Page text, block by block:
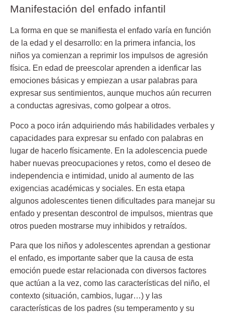
Manifestación del enfado infantil
La forma en que se manifiesta el enfado varía en función
de la edad y el desarrollo: en la primera infancia, los
niños ya comienzan a reprimir los impulsos de agresión
física. En edad de preescolar aprenden a idenficar las
emociones básicas y empiezan a usar palabras para
expresar sus sentimientos, aunque muchos aún recurren
a conductas agresivas, como golpear a otros.
Poco a poco irán adquiriendo más habilidades verbales y
capacidades para expresar su enfado con palabras en
lugar de hacerlo físicamente. En la adolescencia puede
haber nuevas preocupaciones y retos, como el deseo de
independencia e intimidad, unido al aumento de las
exigencias académicas y sociales. En esta etapa
algunos adolescentes tienen dificultades para manejar su
enfado y presentan descontrol de impulsos, mientras que
otros pueden mostrarse muy inhibidos y retraídos.
Para que los niños y adolescentes aprendan a gestionar
el enfado, es importante saber que la causa de esta
emoción puede estar relacionada con diversos factores
que actúan a la vez, como las características del niño, el
contexto (situación, cambios, lugar…) y las
características de los padres (su temperamento y su